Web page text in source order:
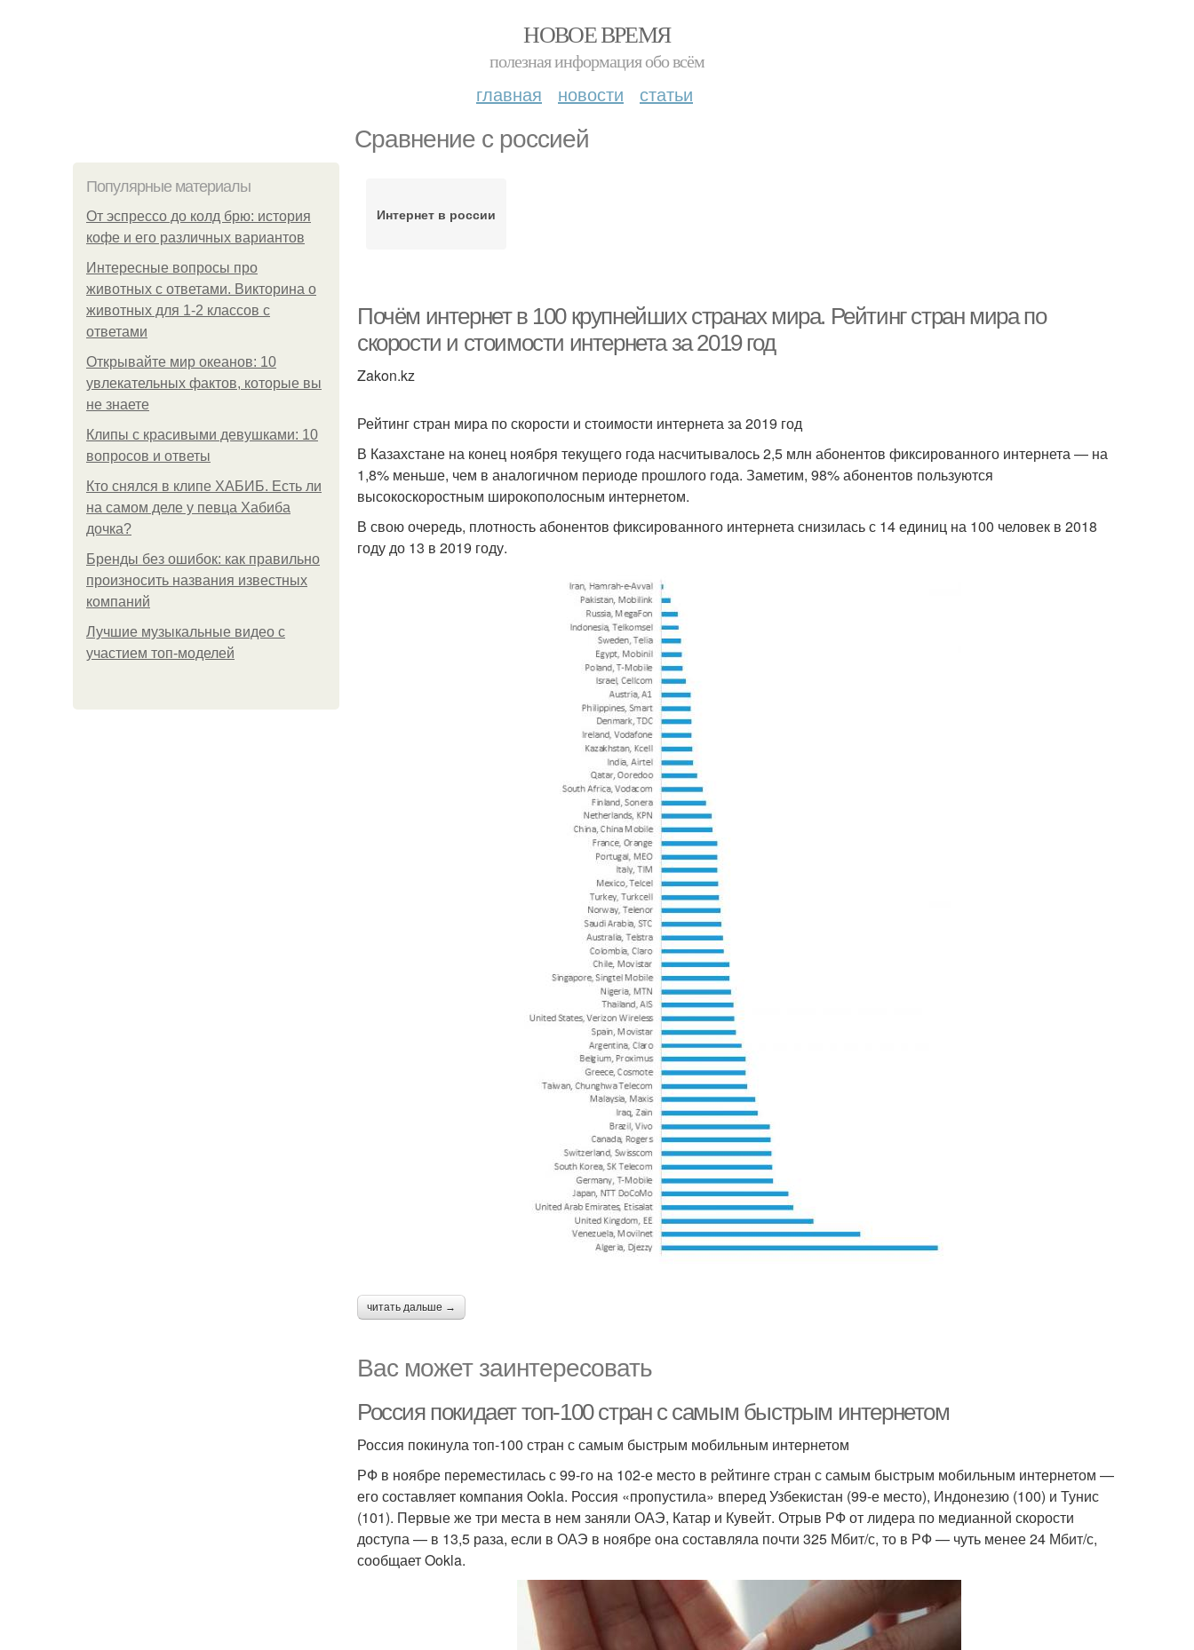
НОВОЕ ВРЕМЯ
полезная информация обо всём
главная новости статьи
Сравнение с россией
Популярные материалы
От эспрессо до колд брю: история
кофе и его различных вариантов
Интересные вопросы про
животных с ответами. Викторина о
животных для 1-2 классов с
ответами
Открывайте мир океанов: 10
увлекательных фактов, которые вы
не знаете
Клипы с красивыми девушками: 10
вопросов и ответы
Кто снялся в клипе ХАБИБ. Есть ли
на самом деле у певца Хабиба
дочка?
Бренды без ошибок: как правильно
произносить названия известных
компаний
Лучшие музыкальные видео с
участием топ-моделей
Интернет в россии
Почём интернет в 100 крупнейших странах мира. Рейтинг стран мира по
скорости и стоимости интернета за 2019 год
Zakon.kz
Рейтинг стран мира по скорости и стоимости интернета за 2019 год
В Казахстане на конец ноября текущего года насчитывалось 2,5 млн абонентов фиксированного интернета — на
1,8% меньше, чем в аналогичном периоде прошлого года. Заметим, 98% абонентов пользуются
высокоскоростным широкополосным интернетом.
В свою очередь, плотность абонентов фиксированного интернета снизилась с 14 единиц на 100 человек в 2018
году до 13 в 2019 году.
читать дальше →
Вас может заинтересовать
Россия покидает топ-100 стран с самым быстрым интернетом
Россия покинула топ-100 стран с самым быстрым мобильным интернетом
РФ в ноябре переместилась с 99-го на 102-е место в рейтинге стран с самым быстрым мобильным интернетом —
его составляет компания Ookla. Россия «пропустила» вперед Узбекистан (99-е место), Индонезию (100) и Тунис
(101). Первые же три места в нем заняли ОАЭ, Катар и Кувейт. Отрыв РФ от лидера по медианной скорости
доступа — в 13,5 раза, если в ОАЭ в ноябре она составляла почти 325 Мбит/с, то в РФ — чуть менее 24 Мбит/с,
сообщает Ookla.